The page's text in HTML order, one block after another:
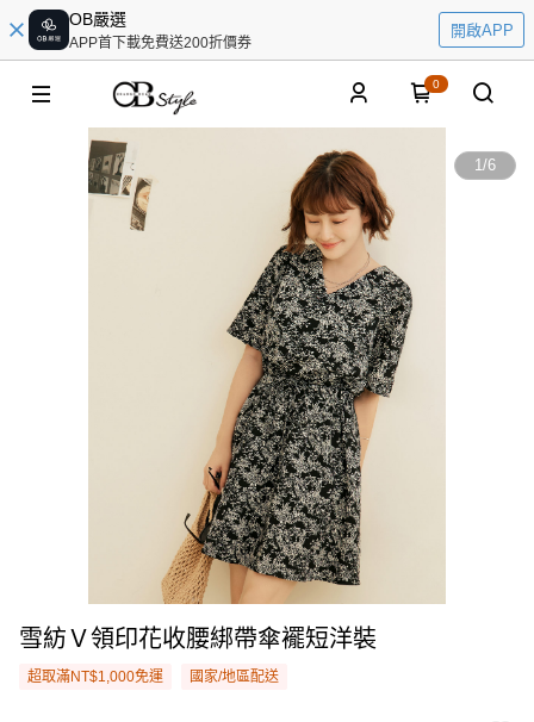
OB嚴選
APP首下載免費送200折價券
開啟APP
0
1/6
雪紡Ｖ領印花收腰綁帶傘襬短洋裝
超取滿NT$1,000免運 國家/地區配送